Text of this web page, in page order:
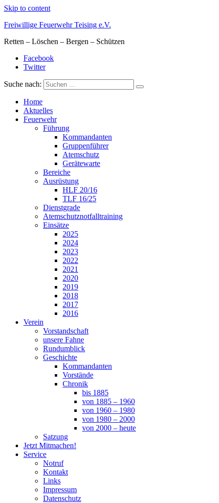
Skip to content
Freiwillige Feuerwehr Teising e.V.
Retten – Löschen – Bergen – Schützen
Facebook
Twitter
Suche nach:
Home
Aktuelles
Feuerwehr
Führung
Kommandanten
Gruppenführer
Atemschutz
Gerätewarte
Bereiche
Ausrüstung
HLF 20/16
TLF 16/25
Dienstgrade
Atemschutznotfalltraining
Einsätze
2025
2024
2023
2022
2021
2020
2019
2018
2017
2016
Verein
Vorstandschaft
unsere Fahne
Rundumblick
Geschichte
Kommandanten
Vorstände
Chronik
bis 1885
von 1885 – 1960
von 1960 – 1980
von 1980 – 2000
von 2000 – heute
Satzung
Jetzt Mitmachen!
Service
Notruf
Kontakt
Links
Impressum
Datenschutz